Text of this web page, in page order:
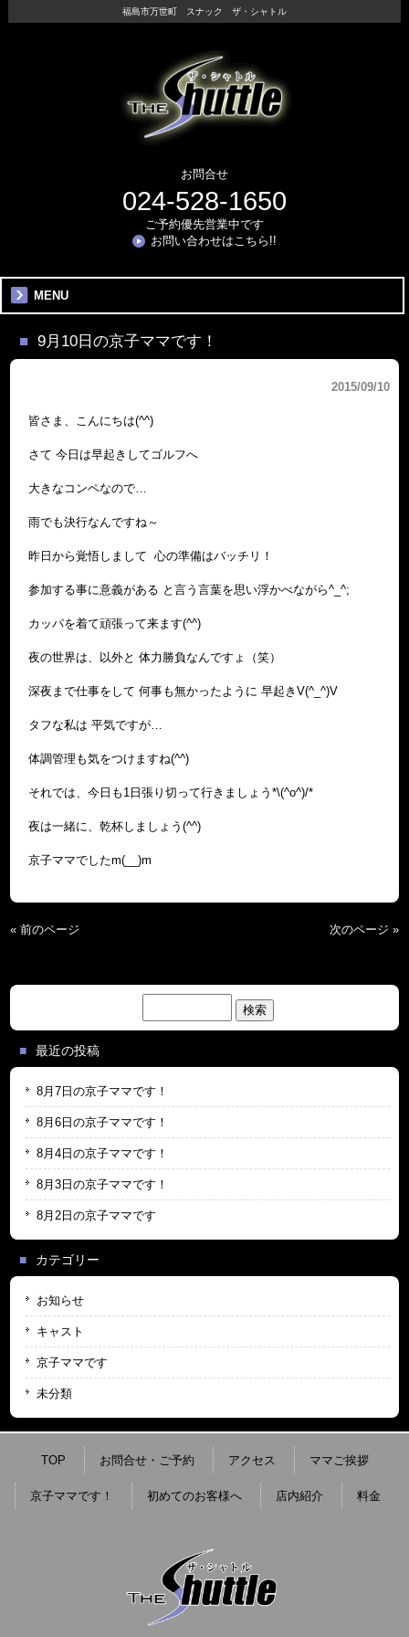
福島市万世町 スナック ザ・シャトル
お問合せ
024-528-1650
ご予約優先営業中です
お問い合わせはこちら!!
MENU
9月10日の京子ママです！
2015/09/10
皆さま、こんにちは(^^)
さて 今日は早起きしてゴルフへ
大きなコンペなので…
雨でも決行なんですね～
昨日から覚悟しまして 心の準備はバッチリ！
参加する事に意義がある と言う言葉を思い浮かべながら^_^;
カッパを着て頑張って来ます(^^)
夜の世界は、以外と 体力勝負なんですょ（笑）
深夜まで仕事をして 何事も無かったように 早起きV(^_^)V
タフな私は 平気ですが…
体調管理も気をつけますね(^^)
それでは、今日も1日張り切って行きましょう*\(^o^)/*
夜は一緒に、乾杯しましょう(^^)
京子ママでしたm(__)m
« 前のページ 次のページ »
索:
最近の投稿
8月7日の京子ママです！
8月6日の京子ママです！
8月4日の京子ママです！
8月3日の京子ママです！
8月2日の京子ママです
カテゴリー
お知らせ
キャスト
京子ママです
未分類
TOP お問合せ・ご予約 アクセス ママご挨拶
京子ママです！ 初めてのお客様へ 店内紹介 料金